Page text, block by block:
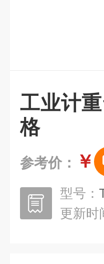
工业计
格
参考价： ￥
型号：
更新时